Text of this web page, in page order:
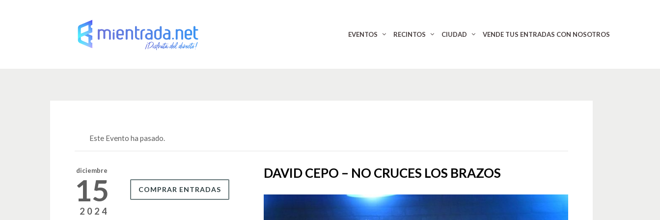
EVENTOS RECINTOS CIUDAD VENDE TUS ENTRADAS CON NOSOTROS
Este Evento ha pasado.
DAVID CEPO – NO CRUCES LOS BRAZOS
diciembre
15
2024
COMPRAR ENTRADAS